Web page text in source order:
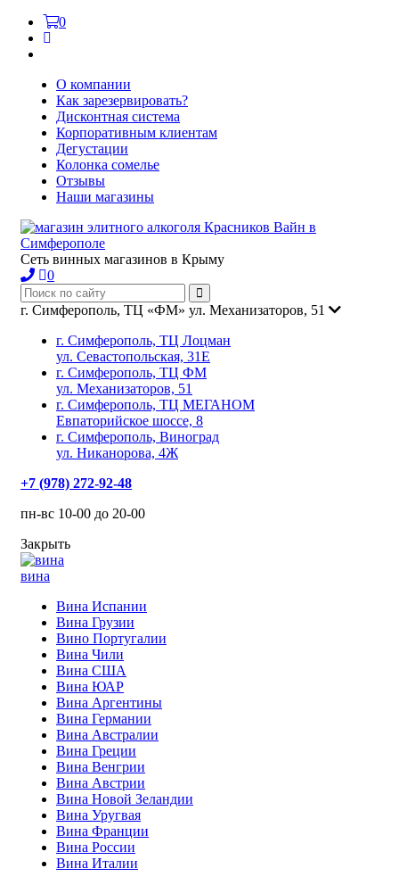
0
О компании
Как зарезервировать?
Дисконтная система
Корпоративным клиентам
Дегустации
Колонка сомелье
Отзывы
Наши магазины
Сеть винных магазинов в Крыму
0
г. Симферополь, ТЦ «ФМ» ул. Механизаторов, 51
г. Симферополь, ТЦ Лоцман
ул. Севастопольская, 31Е
г. Симферополь, ТЦ ФМ
ул. Механизаторов, 51
г. Симферополь, ТЦ МЕГАНОМ
Евпаторийское шоссе, 8
г. Симферополь, Виноград
ул. Никанорова, 4Ж
+7 (978) 272-92-48
пн-вс 10-00 до 20-00
Закрыть
вина
Вина Испании
Вина Грузии
Вино Португалии
Вина Чили
Вина США
Вина ЮАР
Вина Аргентины
Вина Германии
Вина Австралии
Вина Греции
Вина Венгрии
Вина Австрии
Вина Новой Зеландии
Вина Уругвая
Вина Франции
Вина России
Вина Италии